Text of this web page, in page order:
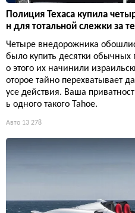
Полиция Техаса купила
н для тотальной слежки за
Четыре внедорожника
было купить десятки
о этого их начинили
оторое тайно перехватывает
усе действия. Ваша
ь одного такого Tahoe.
Авто 13 278